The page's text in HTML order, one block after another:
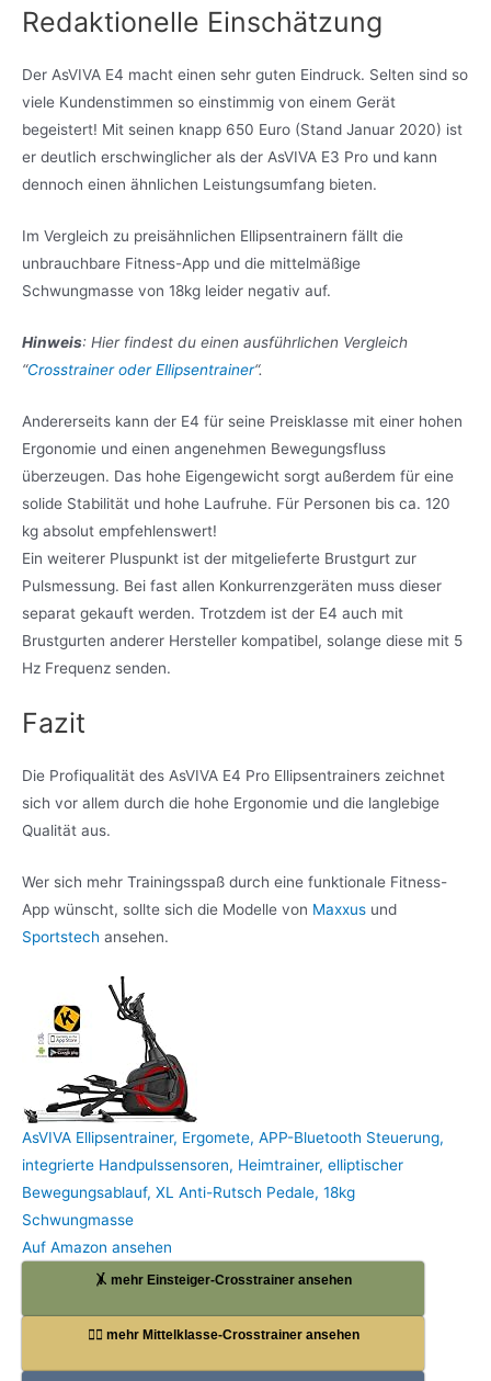
Redaktionelle Einschätzung
Der AsVIVA E4 macht einen sehr guten Eindruck. Selten sind so
viele Kundenstimmen so einstimmig von einem Gerät
begeistert! Mit seinen knapp 650 Euro (Stand Januar 2020) ist
er deutlich erschwinglicher als der AsVIVA E3 Pro und kann
dennoch einen ähnlichen Leistungsumfang bieten.
Im Vergleich zu preisähnlichen Ellipsentrainern fällt die
unbrauchbare Fitness-App und die mittelmäßige
Schwungmasse von 18kg leider negativ auf.
Hinweis: Hier findest du einen ausführlichen Vergleich
“Crosstrainer oder Ellipsentrainer“.
Andererseits kann der E4 für seine Preisklasse mit einer hohen
Ergonomie und einen angenehmen Bewegungsfluss
überzeugen. Das hohe Eigengewicht sorgt außerdem für eine
solide Stabilität und hohe Laufruhe. Für Personen bis ca. 120
kg absolut empfehlenswert!
Ein weiterer Pluspunkt ist der mitgelieferte Brustgurt zur
Pulsmessung. Bei fast allen Konkurrenzgeräten muss dieser
separat gekauft werden. Trotzdem ist der E4 auch mit
Brustgurten anderer Hersteller kompatibel, solange diese mit 5
Hz Frequenz senden.
Fazit
Die Profiqualität des AsVIVA E4 Pro Ellipsentrainers zeichnet
sich vor allem durch die hohe Ergonomie und die langlebige
Qualität aus.
Wer sich mehr Trainingsspaß durch eine funktionale Fitness-
App wünscht, sollte sich die Modelle von Maxxus und
Sportstech ansehen.
AsVIVA Ellipsentrainer, Ergomete, APP-Bluetooth Steuerung,
integrierte Handpulssensoren, Heimtrainer, elliptischer
Bewegungsablauf, XL Anti-Rutsch Pedale, 18kg
Schwungmasse
Auf Amazon ansehen
🤸 mehr Einsteiger-Crosstrainer ansehen
🏋️‍♀️ mehr Mittelklasse-Crosstrainer ansehen